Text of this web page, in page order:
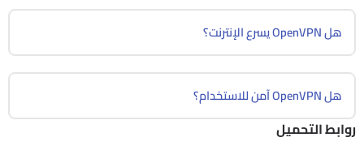
هل OpenVPN يسرع الإنترنت؟
هل OpenVPN آمن للاستخدام؟
روابط التحميل